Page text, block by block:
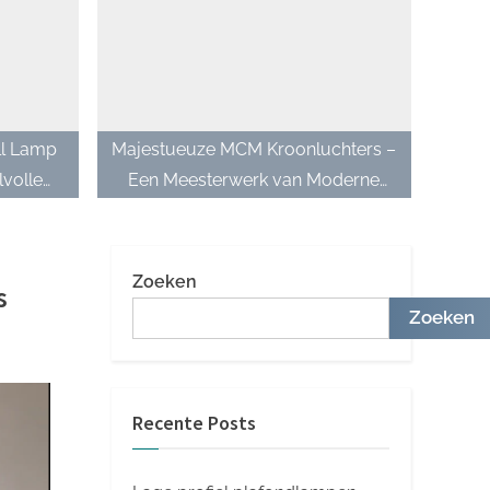
Lamp
Majestueuze MCM Kroonluchters –
Een Meesterwerk van Moderne
Zoeken
Zoeken
Recente Posts